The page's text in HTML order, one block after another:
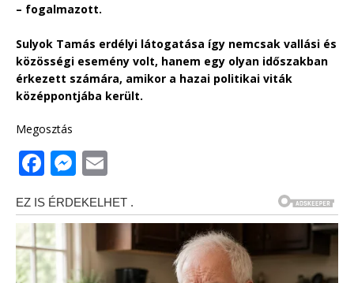
– fogalmazott.
Sulyok Tamás erdélyi látogatása így nemcsak vallási és
közösségi esemény volt, hanem egy olyan időszakban
érkezett számára, amikor a hazai politikai viták
középpontjába került.
Megosztás
F
a
c
e
b
M
ss
e
n
ai